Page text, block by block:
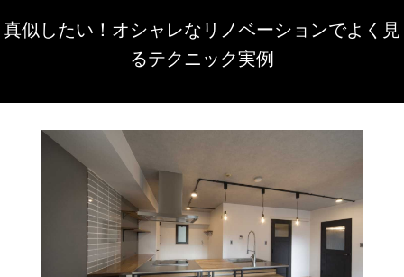
真似したい！オシャレなリノベーションでよく見
るテクニック実例